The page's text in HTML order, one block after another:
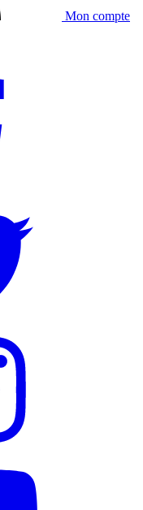
Mon compte